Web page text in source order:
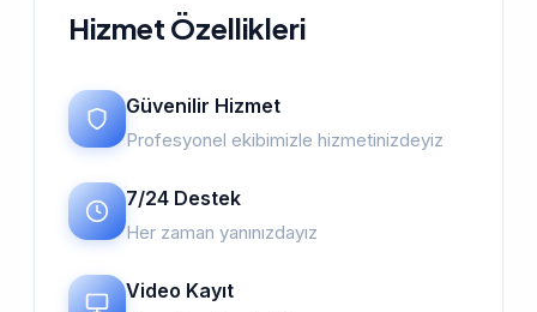
Hizmet Özellikleri
Güvenilir Hizmet
Profesyonel ekibimizle hizmetinizdeyiz
7/24 Destek
Her zaman yanınızdayız
Video Kayıt